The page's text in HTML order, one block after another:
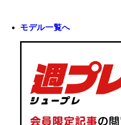
モデル一覧へ